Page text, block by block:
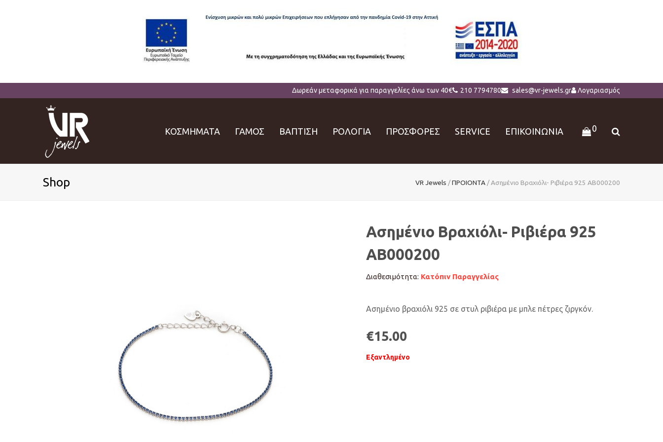
Δωρεάν μεταφορικά για παραγγελίες άνω των 40€ 210 7794780 sales@vr-jewels.gr Λογαριασμός
ΚΟΣΜΗΜΑΤΑ ΓΑΜΟΣ ΒΑΠΤΙΣΗ ΡΟΛΟΓΙΑ ΠΡΟΣΦΟΡΕΣ SERVICE ΕΠΙΚΟΙΝΩΝΙΑ 0
Shop VR Jewels /ΠΡΟΙΟΝΤΑ /Ασημένιο Βραχιόλι- Ριβιέρα 925 AB000200
Ασημένιο Βραχιόλι- Ριβιέρα 925
AB000200
Διαθεσιμότητα: Κατόπιν Παραγγελίας
Ασημένιο βραχιόλι 925 σε στυλ ριβιέρα με μπλε πέτρες ζιργκόν.
€15.00
Εξαντλημένο